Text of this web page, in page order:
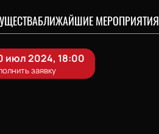
БЛИЖАЙШИЕ МЕРОПРИЯТИЯ